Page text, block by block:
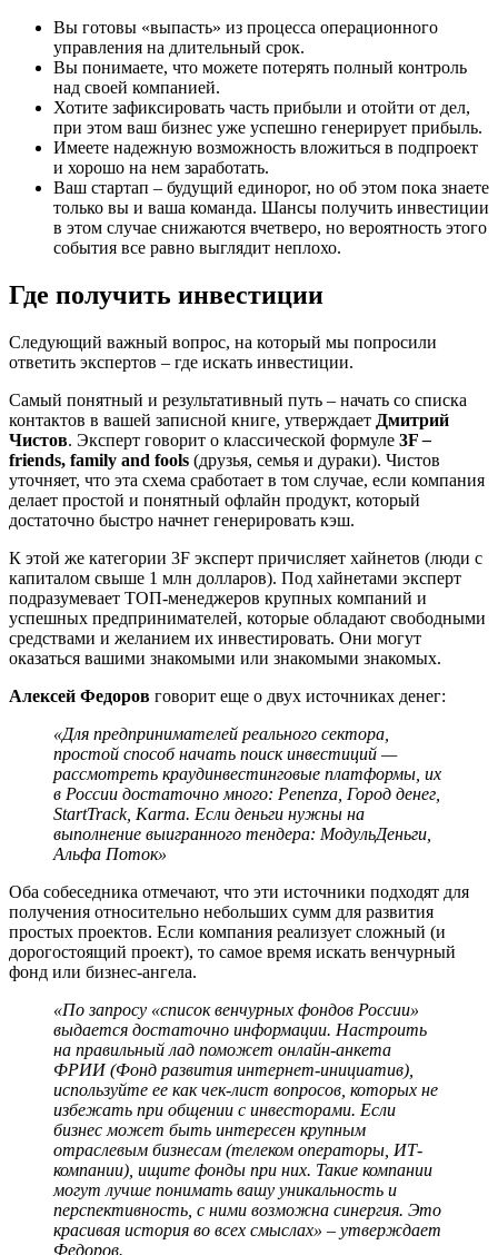
Вы готовы «выпасть» из процесса операционного
управления на длительный срок.
Вы понимаете, что можете потерять полный контроль
над своей компанией.
Хотите зафиксировать часть прибыли и отойти от дел,
при этом ваш бизнес уже успешно генерирует прибыль.
Имеете надежную возможность вложиться в подпроект
и хорошо на нем заработать.
Ваш стартап – будущий единорог, но об этом пока знаете
только вы и ваша команда. Шансы получить инвестиции
в этом случае снижаются вчетверо, но вероятность этого
события все равно выглядит неплохо.
Где получить инвестиции
Следующий важный вопрос, на который мы попросили
ответить экспертов – где искать инвестиции.
Самый понятный и результативный путь – начать со списка
контактов в вашей записной книге, утверждает Дмитрий
Чистов. Эксперт говорит о классической формуле 3F–
friends, family and fools (друзья, семья и дураки). Чистов
уточняет, что эта схема сработает в том случае, если компания
делает простой и понятный офлайн продукт, который
достаточно быстро начнет генерировать кэш.
К этой же категории 3F эксперт причисляет хайнетов (люди с
капиталом свыше 1 млн долларов). Под хайнетами эксперт
подразумевает ТОП-менеджеров крупных компаний и
успешных предпринимателей, которые обладают свободными
средствами и желанием их инвестировать. Они могут
оказаться вашими знакомыми или знакомыми знакомых.
Алексей Федоров говорит еще о двух источниках денег:
«Для предпринимателей реального сектора,
простой способ начать поиск инвестиций —
рассмотреть краудинвестинговые платформы, их
в России достаточно много: Penenza, Город денег,
StartTrack, Karma. Если деньги нужны на
выполнение выигранного тендера: МодульДеньги,
Альфа Поток»
Оба собеседника отмечают, что эти источники подходят для
получения относительно небольших сумм для развития
простых проектов. Если компания реализует сложный (и
дорогостоящий проект), то самое время искать венчурный
фонд или бизнес-ангела.
«По запросу «список венчурных фондов России»
выдается достаточно информации. Настроить
на правильный лад поможет онлайн-анкета
ФРИИ (Фонд развития интернет-инициатив),
используйте ее как чек-лист вопросов, которых не
избежать при общении с инвесторами. Если
бизнес может быть интересен крупным
отраслевым бизнесам (телеком операторы, ИТ-
компании), ищите фонды при них. Такие компании
могут лучше понимать вашу уникальность и
перспективность, с ними возможна синергия. Это
красивая история во всех смыслах» – утверждает
Федоров.